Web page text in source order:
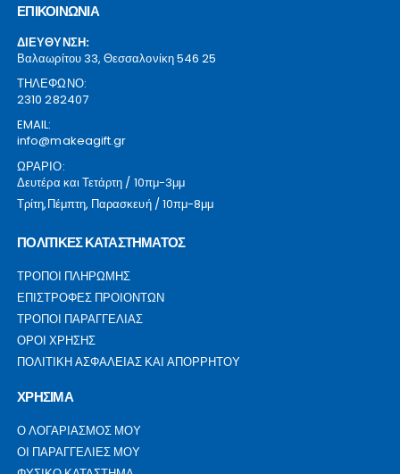
ΕΠΙΚΟΙΝΩΝΙΑ
ΔΙΕΥΘΥΝΣΗ:
Βαλαωρίτου 33, Θεσσαλονίκη 546 25
ΤΗΛΕΦΩΝΟ:
2310 282407
EMAIL:
info@makeagift.gr
ΩΡΑΡΙΟ:
Δευτέρα και Τετάρτη / 10πμ-3μμ
Τρίτη,Πέμπτη, Παρασκευή / 10πμ-8μμ
ΠΟΛΙΤΙΚΕΣ ΚΑΤΑΣΤΗΜΑΤΟΣ
ΤΡΟΠΟΙ ΠΛΗΡΩΜΗΣ
ΕΠΙΣΤΡΟΦΕΣ ΠΡΟΙΟΝΤΩΝ
ΤΡΟΠΟΙ ΠΑΡΑΓΓΕΛΙΑΣ
ΟΡΟΙ ΧΡΗΣΗΣ
ΠΟΛΙΤΙΚΗ ΑΣΦΑΛΕΙΑΣ ΚΑΙ ΑΠΟΡΡΗΤΟΥ
ΧΡΗΣΙΜΑ
Ο ΛΟΓΑΡΙΑΣΜΟΣ ΜΟΥ
ΟΙ ΠΑΡΑΓΓΕΛΙΕΣ ΜΟΥ